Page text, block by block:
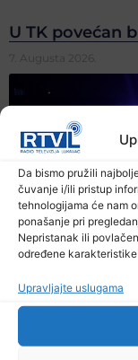
Da bismo pružili
čuvanje i/ili pristup
tehnologijama će nam
ponašanje pri
Nepristanak ili
određene
Upravljajte uslugama
U TK povećan
7. Augusta 2026.